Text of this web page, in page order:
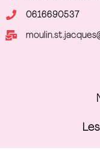
0616690537